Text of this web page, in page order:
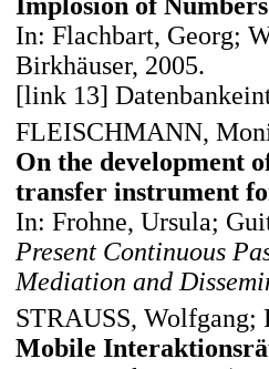
In: Flachbart, Georg;
Birkhäuser, 2005.
[link 13]
FLEISCHMANN,
On the development
transfer instrument
In: Frohne, Ursula;
Present Continuous
Mediation and
STRAUSS,
Mobile